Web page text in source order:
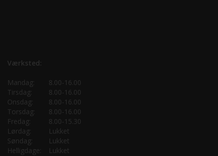
Værksted:
Mandag:
8.00-16.00
Tirsdag:
8.00-16.00
Onsdag:
8.00-16.00
Torsdag:
8.00-16.00
Fredag:
8.00-15.30
Lørdag:
Lukket
Søndag:
Lukket
Helligdage:
Lukket